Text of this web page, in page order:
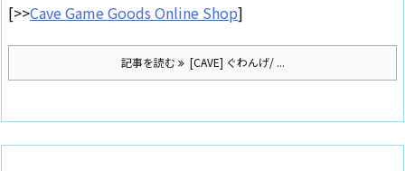
[>>Cave Game Goods Online Shop]
記事を読む [CAVE] ぐわんげ/ ...